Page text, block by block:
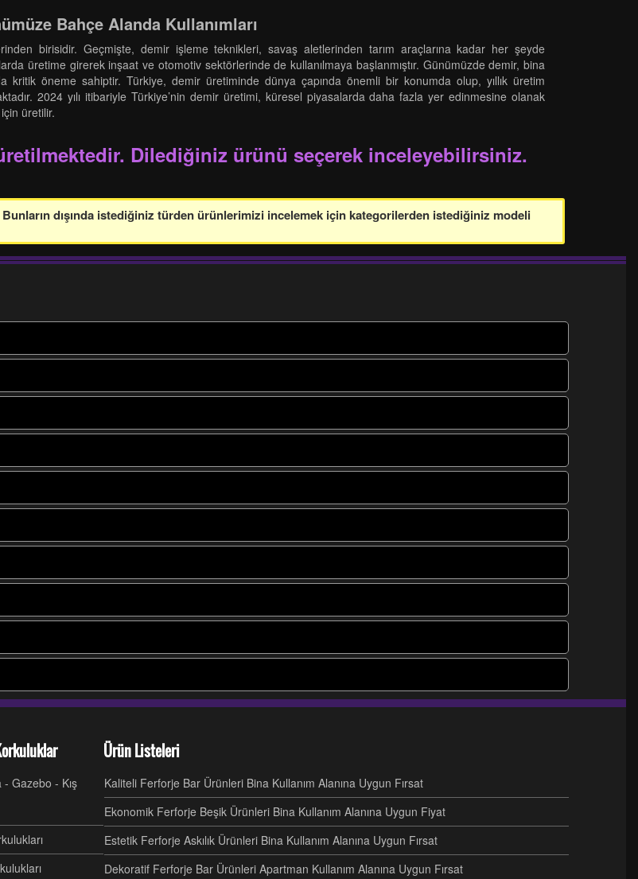
Bahçe Alanda Kullanımları
birisidir. Geçmişte, demir işleme teknikleri, savaş aletlerinden tarım araçlarına kadar her şeyde
üretime girerek inşaat ve otomotiv sektörlerinde de kullanılmaya başlanmıştır. Günümüzde demir, bina
kritik öneme sahiptir. Türkiye, demir üretiminde dünya çapında önemli bir konumda olup, yıllık üretim
2024 yılı itibariyle Türkiye’nin demir üretimi, küresel piyasalarda daha fazla yer edinmesine olanak
üretilir.
Dilediğiniz ürünü seçerek inceleyebilirsiniz.
dışında istediğiniz türden ürünlerimizi incelemek için kategorilerden istediğiniz modeli
Gazebo - Kış
Ürün Listeleri
Kaliteli Ferforje Bar Ürünleri Bina Kullanım Alanına Uygun Fırsat
Ekonomik Ferforje Beşik Ürünleri Bina Kullanım Alanına Uygun Fiyat
Estetik Ferforje Askılık Ürünleri Bina Kullanım Alanına Uygun Fırsat
Dekoratif Ferforje Bar Ürünleri Apartman Kullanım Alanına Uygun Fırsat